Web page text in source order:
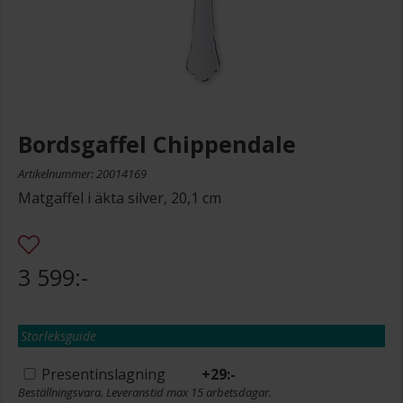
Bordsgaffel Chippendale
Artikelnummer: 20014169
Matgaffel i äkta silver, 20,1 cm
3 599:-
Storleksguide
Presentinslagning +29:-
Beställningsvara. Leveranstid max 15 arbetsdagar.